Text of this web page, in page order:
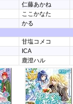
仁藤あかね
ここかなた
かる
甘塩コメコ
ICA
鹿澄ハル